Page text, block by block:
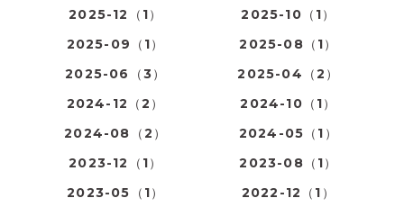
2025-12（1）
2025-10（1）
2025-09（1）
2025-08（1）
2025-06（3）
2025-04（2）
2024-12（2）
2024-10（1）
2024-08（2）
2024-05（1）
2023-12（1）
2023-08（1）
2023-05（1）
2022-12（1）